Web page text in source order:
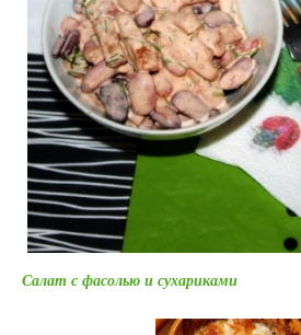
Салат с фасолью и сухариками